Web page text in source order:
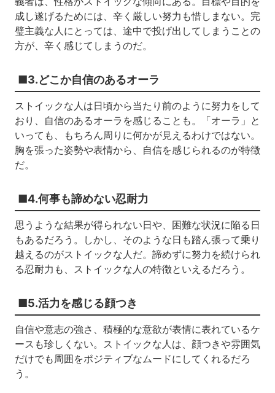
成し遂げるためには、辛く厳しい努力も惜しまない。完
璧主義な人にとっては、途中で投げ出してしまうことの
方が、辛く感じてしまうのだ。
■3.どこか自信のあるオーラ
ストイックな人は日頃から当たり前のように努力をして
おり、自信のあるオーラを感じることも。「オーラ」と
いっても、もちろん周りに何かが見えるわけではない。
胸を張った姿勢や表情から、自信を感じられるのが特徴
だ。
■4.何事も諦めない忍耐力
思うような結果が得られない日や、困難な状況に陥る日
もあるだろう。しかし、そのような日も踏ん張って乗り
越えるのがストイックな人だ。諦めずに努力を続けられ
る忍耐力も、ストイックな人の特徴といえるだろう。
■5.活力を感じる顔つき
自信や意志の強さ、積極的な意欲が表情に表れているケ
ースも珍しくない。ストイックな人は、顔つきや雰囲気
だけでも周囲をポジティブなムードにしてくれるだろ
う。